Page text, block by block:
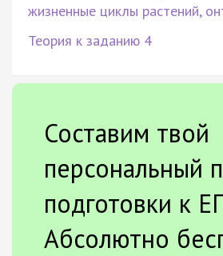
жизненные циклы растений,
Теория к заданию 4
Составим твой
персональный
подготовки к
Абсолютно